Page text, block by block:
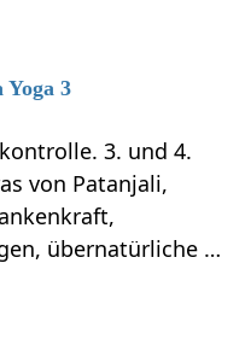
Yoga 3
3. und 4.
von Patanjali,
übernatürliche …